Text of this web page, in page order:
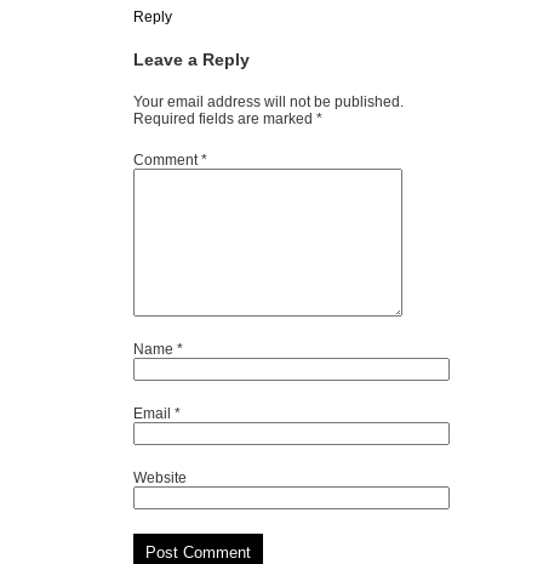
Reply
Leave a Reply
Your email address will not be published.
Required fields are marked *
Comment*
Name *
Email *
Website